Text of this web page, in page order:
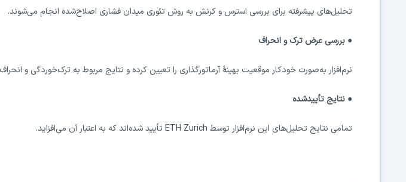
تحلیل‌های پیشرفته برای بررسی استرس و کرنش به روش تئوری میدان فشاری اصلاح‌شده انجام می‌شوند.
● بررسی عرض ترک و انحراف
نرم‌افزار به‌صورت خودکار موقعیت بهینهٔ آرماتورگذاری را تعیین کرده و نتایج مربوط به ترک‌خوردگی و
● نتایج تأییدشده
تمامی نتایج تحلیل‌های این نرم‌افزار توسط ETH Zurichتأیید شده‌اند که به اعتبار آن می‌افزاید.
⭐ با عضویت ویژه، تمام